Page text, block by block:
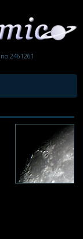
2461261